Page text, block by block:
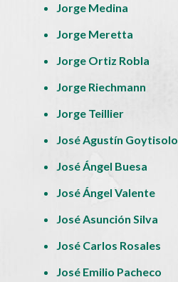
Jorge Medina
Jorge Meretta
Jorge Ortiz Robla
Jorge Riechmann
Jorge Teillier
José Agustín Goytisolo
José Ángel Buesa
José Ángel Valente
José Asunción Silva
José Carlos Rosales
José Emilio Pacheco